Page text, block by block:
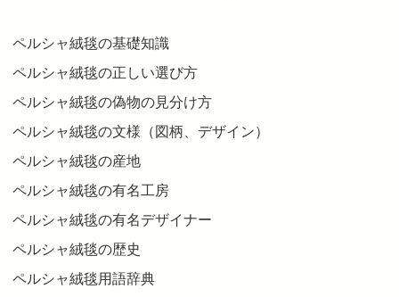
ペルシャ絨毯の基礎知識
ペルシャ絨毯の正しい選び方
ペルシャ絨毯の偽物の見分け方
ペルシャ絨毯の文様（図柄、デザイン）
ペルシャ絨毯の産地
ペルシャ絨毯の有名工房
ペルシャ絨毯の有名デザイナー
ペルシャ絨毯の歴史
ペルシャ絨毯用語辞典